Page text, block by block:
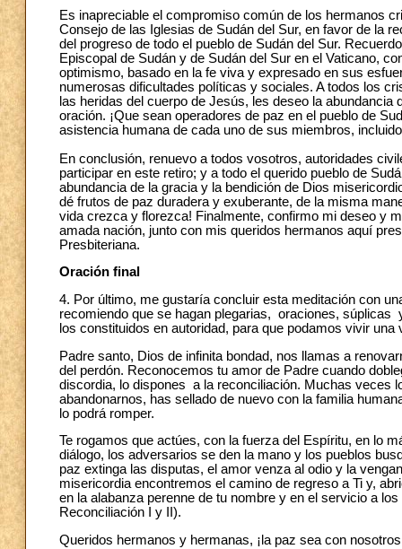
Es inapreciable el compromiso común de los hermanos
Consejo de las Iglesias de Sudán del Sur, en favor de la
del progreso de todo el pueblo de Sudán del Sur.
Episcopal de Sudán y de Sudán del Sur en el Vaticano,
optimismo, basado en la fe viva y expresado en sus
numerosas dificultades políticas y sociales. A todos los
las heridas del cuerpo de Jesús, les deseo la
oración. ¡Que sean operadores de paz en el pueblo de
asistencia humana de cada uno de sus miembros,
En conclusión, renuevo a todos vosotros, autoridades
participar en este retiro; y a todo el querido pueblo de
abundancia de la gracia y la bendición de Dios
dé frutos de paz duradera y exuberante, de la misma
vida crezca y florezca! Finalmente, confirmo mi deseo y
amada nación, junto con mis queridos hermanos aquí
Presbiteriana.
Oración final
4. Por último, me gustaría concluir esta meditación con
recomiendo que se hagan plegarias, oraciones,
los constituidos en autoridad, para que podamos vivir
Padre santo, Dios de infinita bondad, nos llamas a
del perdón. Reconocemos tu amor de Padre cuando
discordia, lo dispones a la reconciliación. Muchas veces
abandonarnos, has sellado de nuevo con la familia
lo podrá romper.
Te rogamos que actúes, con la fuerza del Espíritu, en lo
diálogo, los adversarios se den la mano y los pueblos
paz extinga las disputas, el amor venza al odio y la
misericordia encontremos el camino de regreso a Ti y,
en la alabanza perenne de tu nombre y en el servicio a
Reconciliación I y II).
Queridos hermanos y hermanas, ¡la paz sea con